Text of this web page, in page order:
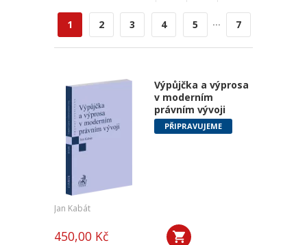
1 2 3 4 5 ... 7
Výpůjčka a výprosa
v moderním
právním vývoji
PŘIPRAVUJEME
Jan Kabát
450,00 Kč